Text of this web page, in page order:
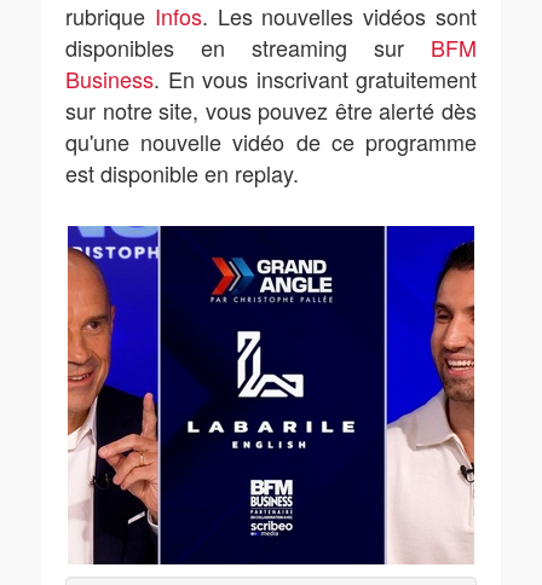
rubrique Infos. Les nouvelles vidéos sont
disponibles en streaming sur BFM
Business. En vous inscrivant gratuitement
sur notre site, vous pouvez être alerté dès
qu'une nouvelle vidéo de ce programme
est disponible en replay.